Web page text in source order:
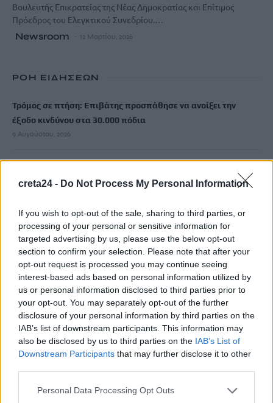
creta24 - Do Not Process My Personal Information
If you wish to opt-out of the sale, sharing to third parties, or
processing of your personal or sensitive information for
targeted advertising by us, please use the below opt-out
section to confirm your selection. Please note that after your
opt-out request is processed you may continue seeing
interest-based ads based on personal information utilized by
us or personal information disclosed to third parties prior to
your opt-out. You may separately opt-out of the further
disclosure of your personal information by third parties on the
IAB’s list of downstream participants. This information may
also be disclosed by us to third parties on the IAB’s List of
Downstream Participants that may further disclose it to other
Personal Data Processing Opt Outs
Βουλευτής Επικρατείας της Νέας Δημοκρατίας και Επίτιμος
Πρόεδρος του Ελεγκτικού Συνεδρίου.…
Newsroom 12 Μαρτίου, 2026
ΡΟΗ ΕΙΔΗΣΕΩΝ
Τρόμος σε πτήση: Επιβάτης προσπάθησε να ανοίξει την
έξοδο κινδύνου στα 30.000 πόδια
9 Αυγούστου, 2026
ποια θέση βρίσκεται η Ελλάδα σε ποσοστό ηλικιωμένων
Ελικόπτερο προσγειώθηκε στο Σαρακήνικο της Μήλου, για να
κάνουν μπάνιο οι επιβάτες του
Στο «κόκκινο» η Μέση Ανατολή: Οι Χούθι χτύπησαν
εγκατάσταση της Aramco – Νέο μήνυμα Αραγτσί σε ΗΠΑ
9 Αυγούστου, 2026
Κίνα: Προ των πυλών ο τυφώνας Dolphin στην ανατολική
ακτή- Σε επιφυλακή για πλημμύρες, κατολισθήσεις